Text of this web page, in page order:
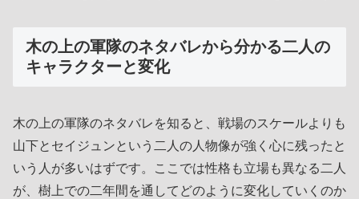
木の上の軍隊のネタバレから分かる二人の
キャラクターと変化
木の上の軍隊のネタバレを知ると、戦場のスケールよりも
山下とセイジュンという二人の人物像が強く心に残ったと
いう人が多いはずです。ここでは性格も立場も異なる二人
が、樹上での二年間を通してどのように変化していくのか